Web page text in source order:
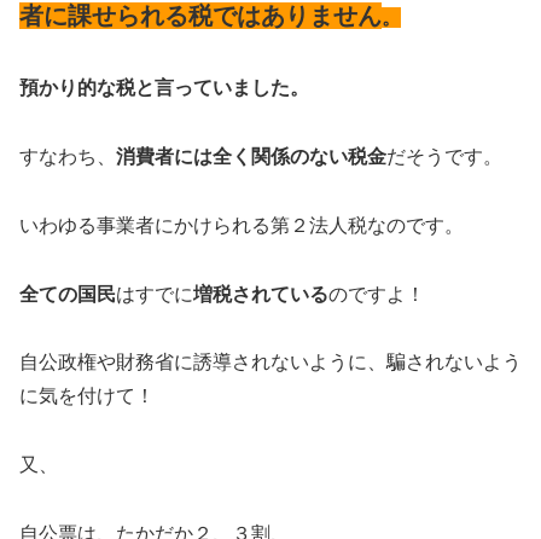
者に課せられる税ではありません。
預かり的な税と言っていました。
すなわち、 消費者には全く関係のない税金だそうです。
いわゆる事業者にかけられる第２法人税なのです。
全ての国民はすでに増税されているのですよ！
自公政権や財務省に誘導されないように、騙されないよう
に気を付けて！
又、
自公票は、たかだか２、３割、